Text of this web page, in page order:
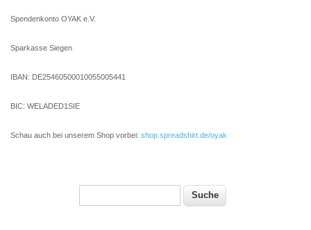
Spendenkonto OYAK e.V.
Sparkasse Siegen
IBAN: DE25460500010055005441
BIC: WELADED1SIE
Schau auch bei unserem Shop vorbei: shop.spreadshirt.de/oyak